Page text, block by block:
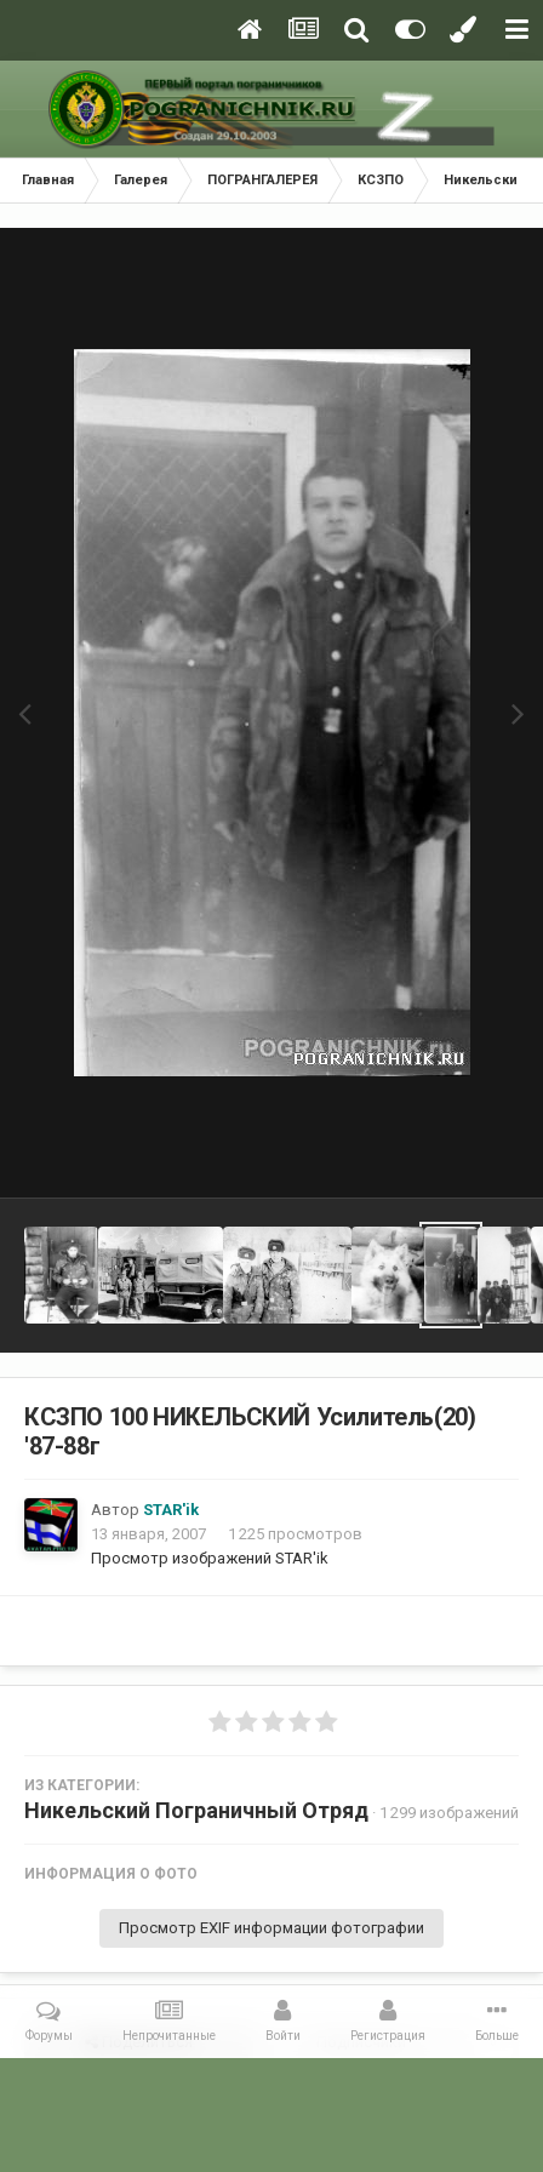
Главная Галерея ПОГРАНГАЛЕРЕЯ КСЗПО Никельский
КСЗПО 100 НИКЕЛЬСКИЙ Усилитель(20)
'87-88г
Автор STAR'ik
13 января, 2007
1 225 просмотров
Просмотр изображений STAR'ik
ИЗ КАТЕГОРИИ:
Никельский Пограничный Отряд · 1 299 изображений
ИНФОРМАЦИЯ О ФОТО
Просмотр EXIF информации фотографии
Поделиться Подписчики 0
Форумы Непрочитанные Войти Регистрация Больше